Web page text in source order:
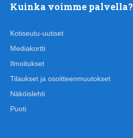
Kuinka voimme palvella?
Kotiseutu-uutiset
Mediakortti
Ilmoitukset
Tilaukset ja osoitteenmuutokset
Näköislehti
Puoti